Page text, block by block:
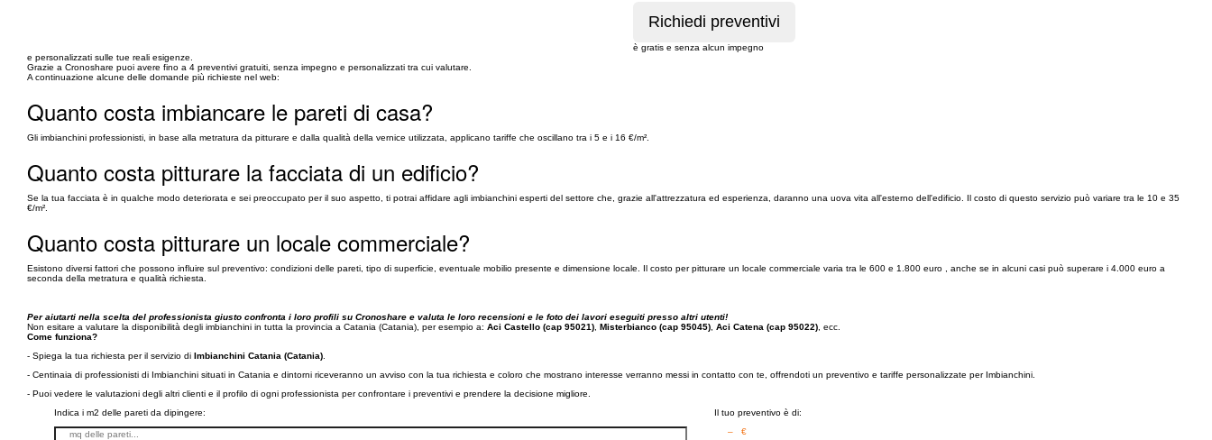
è gratis e senza alcun impegno
e personalizzati sulle tue reali esigenze.
Grazie a Cronoshare puoi avere fino a 4 preventivi gratuiti, senza impegno e personalizzati tra cui valutare.
A continuazione alcune delle domande più richieste nel web:
Quanto costa imbiancare le pareti di casa?
Gli imbianchini professionisti, in base alla metratura da pitturare e dalla qualità della vernice utilizzata, applicano tariffe che oscillano tra i 5 e i 16 €/m².
Quanto costa pitturare la facciata di un edificio?
Se la tua facciata è in qualche modo deteriorata e sei preoccupato per il suo aspetto, ti potrai affidare agli imbianchini esperti del settore che, grazie all'attrezzatura ed esperienza, daranno una uova vita all'esterno dell'edificio. Il costo di questo servizio può variare tra le 10 e 35
€/m².
Quanto costa pitturare un locale commerciale?
Esistono diversi fattori che possono influire sul preventivo: condizioni delle pareti, tipo di superficie, eventuale mobilio presente e dimensione locale. Il costo per pitturare un locale commerciale varia tra le 600 e 1.800 euro , anche se in alcuni casi può superare i 4.000 euro a
seconda della metratura e qualità richiesta.
Per aiutarti nella scelta del professionista giusto confronta i loro profili su Cronoshare e valuta le loro recensioni e le foto dei lavori eseguiti presso altri utenti!
Non esitare a valutare la disponibilità degli imbianchini in tutta la provincia a Catania (Catania), per esempio a: Aci Castello (cap 95021) Misterbianco (cap 95045) Aci Catena (cap 95022) , ecc.
Come funziona?
- Spiega la tua richiesta per il servizio di Imbianchini Catania (Catania)
- Centinaia di professionisti di Imbianchini situati in Catania e dintorni riceveranno un avviso con la tua richiesta e coloro che mostrano interesse verranno messi in contatto con te, offrendoti un preventivo e tariffe personalizzate per Imbianchini.
- Puoi vedere le valutazioni degli altri clienti e il profilo di ogni professionista per confrontare i preventivi e prendere la decisione migliore.
Indica i m2 delle pareti da dipingere:
Il tuo preventivo è di:
– €